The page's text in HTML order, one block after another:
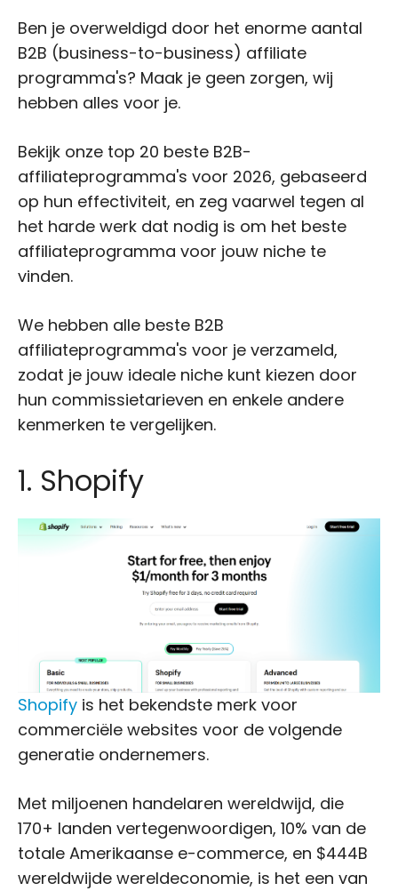
Ben je overweldigd door het enorme aantal
B2B (business-to-business) affiliate
programma's? Maak je geen zorgen, wij
hebben alles voor je.
Bekijk onze top 20 beste B2B-
affiliateprogramma's voor 2026, gebaseerd
op hun effectiviteit, en zeg vaarwel tegen al
het harde werk dat nodig is om het beste
affiliateprogramma voor jouw niche te
vinden.
We hebben alle beste B2B
affiliateprogramma's voor je verzameld,
zodat je jouw ideale niche kunt kiezen door
hun commissietarieven en enkele andere
kenmerken te vergelijken.
1. Shopify
Shopify is het bekendste merk voor
commerciële websites voor de volgende
generatie ondernemers.
Met miljoenen handelaren wereldwijd, die
170+ landen vertegenwoordigen, 10% van de
totale Amerikaanse e-commerce, en $444B
wereldwijde wereldeconomie, is het een van